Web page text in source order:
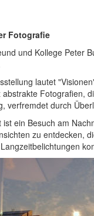
Fotografie
und Kollege Peter
lautet
abstrakte Fotografien,
verfremdet durch
ist ein Besuch am
zu entdecken,